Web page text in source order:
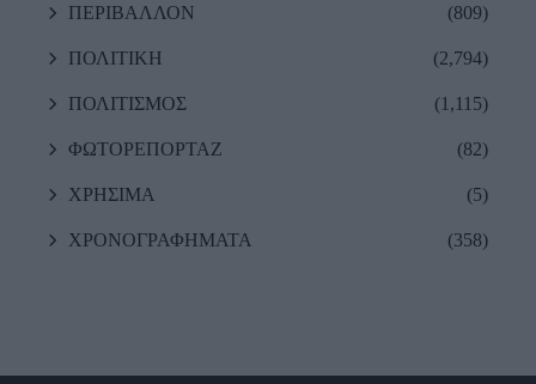
ΠΕΡΙΒΑΛΛΟΝ (809)
ΠΟΛΙΤΙΚΗ (2,794)
ΠΟΛΙΤΙΣΜΟΣ (1,115)
ΦΩΤΟΡΕΠΟΡΤΑΖ (82)
ΧΡΗΣΙΜΑ (5)
ΧΡΟΝΟΓΡΑΦΗΜΑΤΑ (358)